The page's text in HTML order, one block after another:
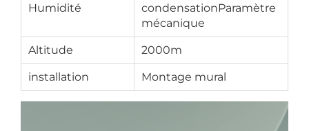
Humidité
condensationParamètre
mécanique
Altitude 2000m
installation Montage mural